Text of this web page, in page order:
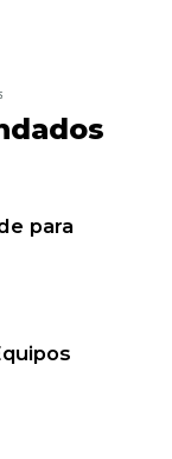
para